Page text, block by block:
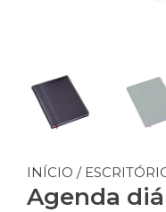
INÍCIO /
Agenda